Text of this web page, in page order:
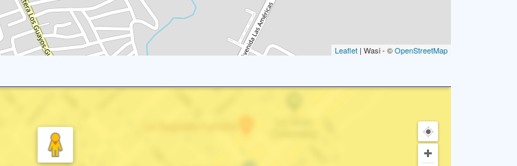
Leaflet | Wasi - ©OpenStreetMap